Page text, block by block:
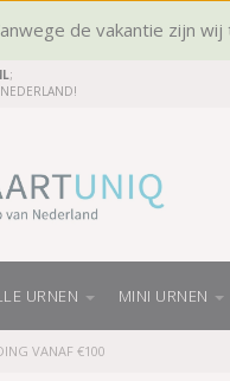
de vakantie zijn
;
URNEN MINI URNEN
VANAF €100